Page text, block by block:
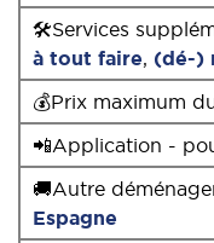
🛠Services
à tout faire, (dé-)
💰Prix maximum
📲Application -
🚚Autre
Espagne